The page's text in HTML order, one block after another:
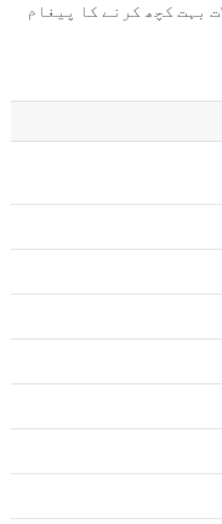
بہت کچھ کرنے کا پیغام